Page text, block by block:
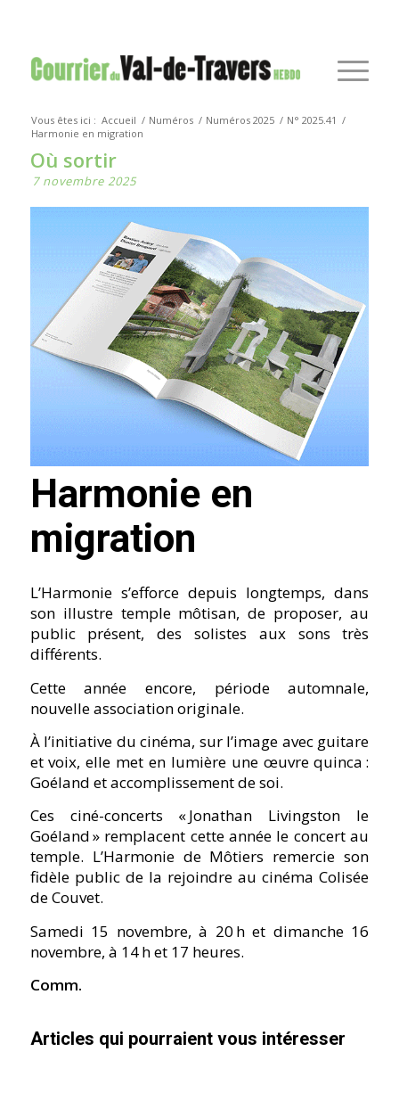
Vous êtes ici : Accueil / Numéros / Numéros 2025 / N° 2025.41 /
Harmonie en migration
Où sortir
7 novembre 2025
Harmonie en
migration
L’Harmonie s’efforce depuis longtemps, dans
son illustre temple môtisan, de proposer, au
public présent, des solistes aux sons très
différents.
Cette année encore, période automnale,
nouvelle association originale.
À l’initiative du cinéma, sur l’image avec guitare
et voix, elle met en lumière une œuvre quinca :
Goéland et accomplissement de soi.
Ces ciné-concerts « Jonathan Livingston le
Goéland » remplacent cette année le concert au
temple. L’Harmonie de Môtiers remercie son
fidèle public de la rejoindre au cinéma Colisée
de Couvet.
Samedi 15 novembre, à 20 h et dimanche 16
novembre, à 14 h et 17 heures.
Comm.
Articles qui pourraient vous intéresser